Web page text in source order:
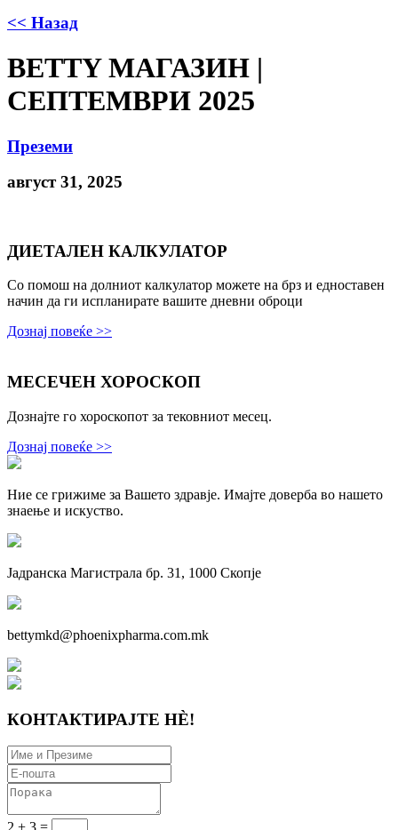
<< Назад
BETTY МАГАЗИН |
СЕПТЕМВРИ 2025
Преземи
август 31, 2025
ДИЕТАЛЕН КАЛКУЛАТОР
Со помош на долниот калкулатор можете на брз и едноставен
начин да ги испланирате вашите дневни оброци
Дознај повеќе >>
МЕСЕЧЕН ХОРОСКОП
Дознајте го хороскопот за тековниот месец.
Дознај повеќе >>
Ние се грижиме за Вашето здравје. Имајте доверба во нашето
знаење и искуствo.
Јадранска Магистрала бр. 31, 1000 Скопје
bettymkd@phoenixpharma.com.mk
КОНТАКТИРАЈТЕ НÈ!